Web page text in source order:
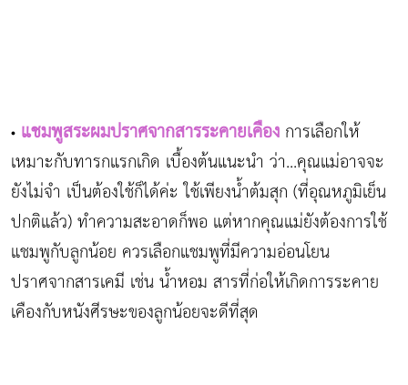
• แชมพูสระผมปราศจากสารระคายเคือง การเลือกให้
เหมาะกับทารกแรกเกิด เบื้องต้นแนะนำ ว่า...คุณแม่อาจจะ
ยังไม่จำ เป็นต้องใช้ก็ได้ค่ะ ใช้เพียงน้ำต้มสุก (ที่อุณหภูมิเย็น
ปกติแล้ว) ทำความสะอาดก็พอ แต่หากคุณแม่ยังต้องการใช้
แชมพูกับลูกน้อย ควรเลือกแชมพูที่มีความอ่อนโยน
ปราศจากสารเคมี เช่น น้ำหอม สารที่ก่อให้เกิดการระคาย
เคืองกับหนังศีรษะของลูกน้อยจะดีที่สุด